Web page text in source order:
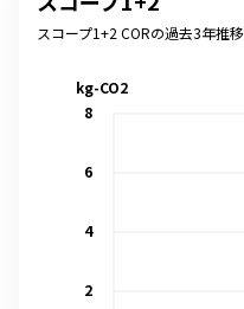
スコープ1+2 CORの過去3年推移
2
4
6
8
kg-CO2